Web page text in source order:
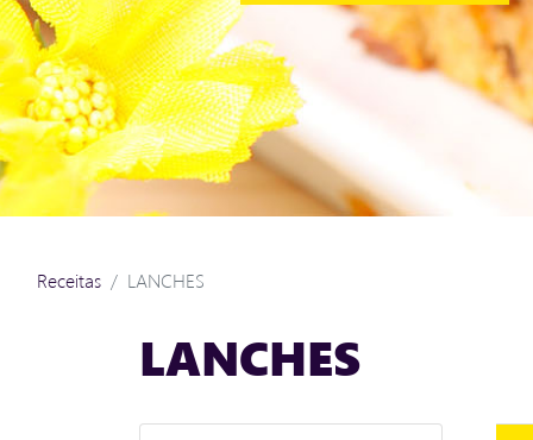
Receitas LANCHES
LANCHES